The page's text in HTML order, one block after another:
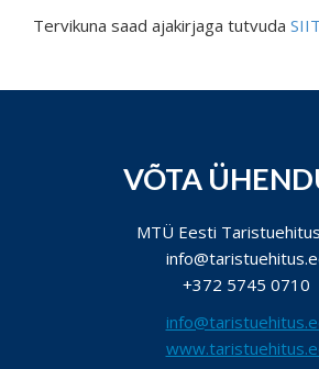
Tervikuna saad ajakirjaga tutvuda SIIT
VÕTA
MTÜ Eesti
+372 5745 0710